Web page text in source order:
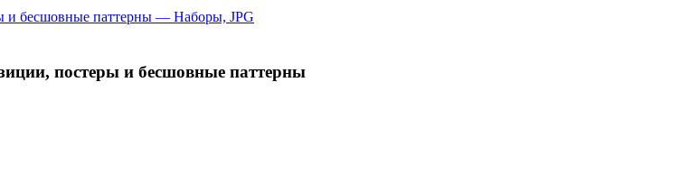
постеры и бесшовные паттерны